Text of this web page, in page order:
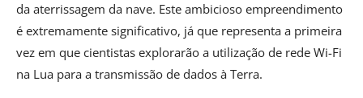
da aterrissagem da nave. Este ambicioso empreendimento
é extremamente significativo, já que representa a primeira
vez em que cientistas explorarão a utilização de rede Wi-Fi
na Lua para a transmissão de dados à Terra.